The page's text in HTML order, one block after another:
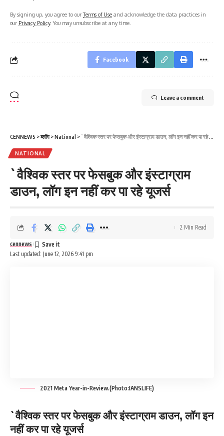
By signing up, you agree to ourTerms of Use and acknowledge the data practices in
our Privacy Policy. You may unsubscribe at any time.
Facebook
Leave a comment
CENNEWS >ब्लॉग>National > `वैश्विक स्तर पर फेसबुक और इंस्टाग्राम डाउन, लॉग इन नहीं कर पा रहे यूजर्स
NATIONAL
`वैश्विक स्तर पर फेसबुक और इंस्टाग्राम
डाउन, लॉग इन नहीं कर पा रहे यूजर्स
Last updated: June 12, 2026 9:41 pm
cennews
2 Min Read
2021 Meta Year-in-Review.(Photo:IANSLIFE)
`वैश्विक स्तर पर फेसबुक और इंस्टाग्राम डाउन, लॉग इन
नहीं कर पा रहे यूजर्स